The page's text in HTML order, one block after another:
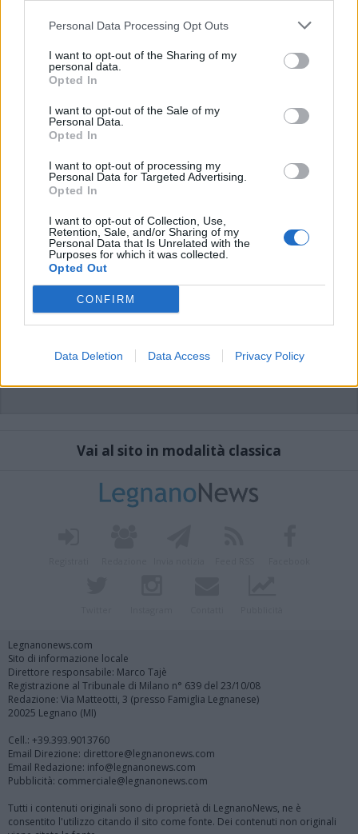
Personal Data Processing Opt Outs
I want to opt-out of the Sharing of my
personal data.
Opted In
I want to opt-out of the Sale of my
Personal Data.
Opted In
I want to opt-out of processing my
Personal Data for Targeted Advertising.
Opted In
I want to opt-out of Collection, Use,
Retention, Sale, and/or Sharing of my
Personal Data that Is Unrelated with the
Purposes for which it was collected.
Opted Out
CONFIRM
Data Deletion Data Access Privacy Policy
Commenti
Accedioregistrati per commentare questo
articolo.
L'email è richiesta ma non verrà mostrata ai visitatori. Il contenuto di questo
di VareseNews.it, che rimane autonoma e indipendente. I messaggi inclusi nei
commenti non sono testi giornalistici, ma post inviati dai singoli lettori che
possono essere automaticamente pubblicati senza filtro preventivo. I commenti
che includano uno o più link a siti esterni verranno rimossi in automatico dal
Vai al sito in modalità classica
Legnanonews.com
Sito di informazione locale
Direttore responsabile: Marco Tajè
Registrazione al Tribunale di Milano n° 639 del 23/10/08
Redazione: Via Matteotti, 3 (presso Famiglia Legnanese)
20025 Legnano (MI)
Cell.: +39.393.9013760
Email Direzione: direttore@legnanonews.com
Email Redazione: info@legnanonews.com
Pubblicità: commerciale@legnanonews.com
Tutti i contenuti originali sono di proprietà di LegnanoNews, ne è
consentito l'utilizzo citando il sito come fonte. Dei contenuti non originali